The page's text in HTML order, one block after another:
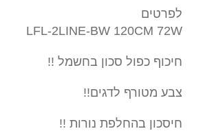
לפרטים
LFL-2LINE-BW 120CM 72W
חיכוף כפול סכון בחשמל !!
צבע מטורף לדגים!!
חיסכון בהחלפת נורות !!